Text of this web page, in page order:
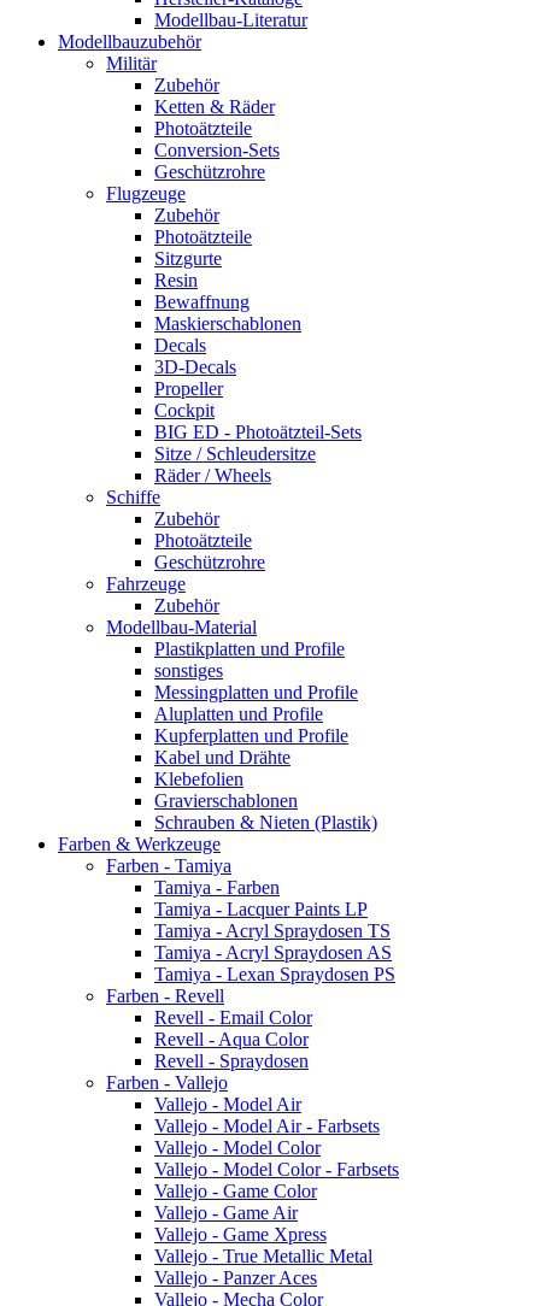
Modellbau-Literatur
Modellbauzubehör
Militär
Zubehör
Ketten & Räder
Photoätzteile
Conversion-Sets
Geschützrohre
Flugzeuge
Zubehör
Photoätzteile
Sitzgurte
Resin
Bewaffnung
Maskierschablonen
Decals
3D-Decals
Propeller
Cockpit
BIG ED - Photoätzteil-Sets
Sitze / Schleudersitze
Räder / Wheels
Schiffe
Zubehör
Photoätzteile
Geschützrohre
Fahrzeuge
Zubehör
Modellbau-Material
Plastikplatten und Profile
sonstiges
Messingplatten und Profile
Aluplatten und Profile
Kupferplatten und Profile
Kabel und Drähte
Klebefolien
Gravierschablonen
Schrauben & Nieten (Plastik)
Farben & Werkzeuge
Farben - Tamiya
Tamiya - Farben
Tamiya - Lacquer Paints LP
Tamiya - Acryl Spraydosen TS
Tamiya - Acryl Spraydosen AS
Tamiya - Lexan Spraydosen PS
Farben - Revell
Revell - Email Color
Revell - Aqua Color
Revell - Spraydosen
Farben - Vallejo
Vallejo - Model Air
Vallejo - Model Air - Farbsets
Vallejo - Model Color
Vallejo - Model Color - Farbsets
Vallejo - Game Color
Vallejo - Game Air
Vallejo - Game Xpress
Vallejo - True Metallic Metal
Vallejo - Panzer Aces
Vallejo - Mecha Color